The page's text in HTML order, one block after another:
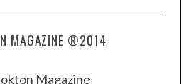
MAGAZINE ®2014